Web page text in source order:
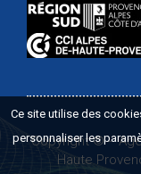
Copyright ©-
Haute
Ce site utilise des
personnaliser les